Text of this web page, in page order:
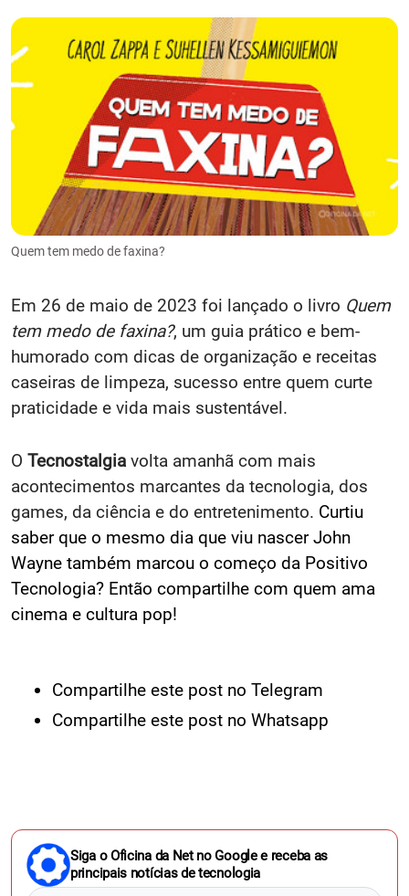
Quem tem medo de faxina?
Em 26 de maio de 2023 foi lançado o livro Quem
tem medo de faxina?, um guia prático e bem-
humorado com dicas de organização e receitas
caseiras de limpeza, sucesso entre quem curte
praticidade e vida mais sustentável.
O Tecnostalgia volta amanhã com mais
acontecimentos marcantes da tecnologia, dos
games, da ciência e do entretenimento. Curtiu
saber que o mesmo dia que viu nascer John
Wayne também marcou o começo da Positivo
Tecnologia? Então compartilhe com quem ama
cinema e cultura pop!
Compartilhe este post no Telegram
Compartilhe este post no Whatsapp
Siga o Oficina da Net no Google e receba as
principais notícias de tecnologia